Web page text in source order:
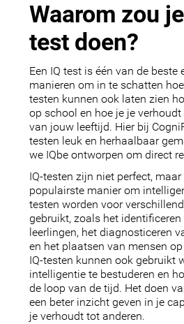
Waarom zou
test doen?
Een IQ test is één van de beste
manieren om in te schatten
testen kunnen ook laten zien
op school en hoe je je
van jouw leeftijd. Hier bij
testen leuk en herhaalbaar
we IQbe ontworpen om direct
IQ-testen zijn niet perfect,
populairste manier om
testen worden voor
gebruikt, zoals het
leerlingen, het diagnosticeren
en het plaatsen van mensen
IQ-testen kunnen ook gebruikt
intelligentie te bestuderen en
de loop van de tijd. Het doen
een beter inzicht geven in je
je verhoudt tot anderen.